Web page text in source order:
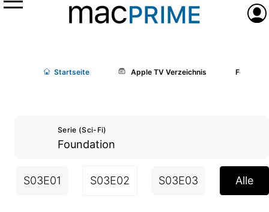
Menü
Startseite Apple TV Verzeichnis
Serie (Sci-Fi)
Foundation
S03E01 S03E02 S03E03 S03E04
Alle